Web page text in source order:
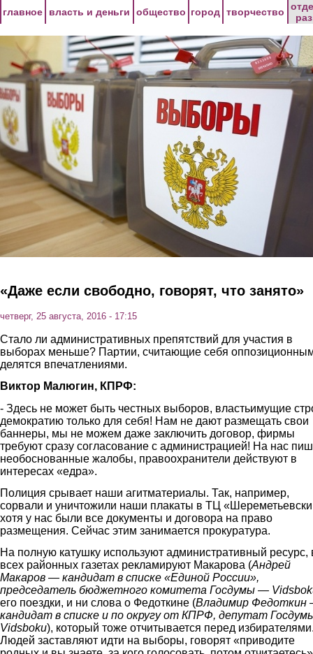
главное власть и деньги общество город творчество
«Даже если свободно, говорят, что занято»
четверг, 25 августа, 2016 - 17:15
Стало ли административных препятствий для участия в
выборах меньше? Партии, считающие себя
делятся впечатлениями.
Виктор Малюгин, КПРФ:
- Здесь не может быть честных выборов, властьимущие
демократию только для себя! Нам не дают размещать свои
баннеры, мы не можем даже заключить договор, фирмы
требуют сразу согласование с администрацией! На нас
необоснованные жалобы, правоохранители действуют в
интересах «едра».
Полиция срывает наши агитматериалы. Так, например,
сорвали и уничтожили наши плакаты в ТЦ
хотя у нас были все документы и договора на право
размещения. Сейчас этим занимается прокуратура.
На полную катушку используют административный ресурс,
всех районных газетах рекламируют Макарова (Андрей
Макаров — кандидат в списке «Единой России»,
председатель бюджетного комитета Госдумы —
его поездки, и ни слова о Федоткине (Владимир Федоткин
кандидат в списке и по округу от КПРФ, депутат
Vidsboku), который тоже отчитывается перед
Людей заставляют идти на выборы, говорят «приводите